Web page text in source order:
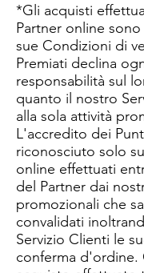
*Gli acquisti
Partner online
sue Condizioni di
Premiati declina
responsabilità sul
quanto il nostro
alla sola attività
L'accredito dei
riconosciuto solo
online effettuati
del Partner dai
promozionali che
convalidati
Servizio Clienti le
conferma d'ordine.